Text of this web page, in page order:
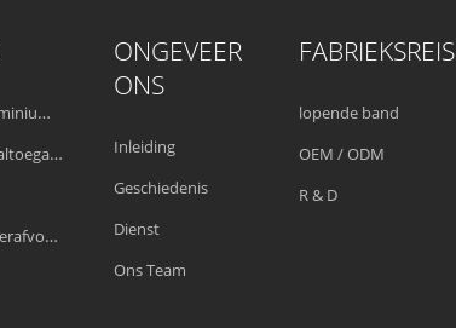
Het Comité van de aluminiumtoegang
Het Comité van de staaltoegang
de dekking van het vloerafvoerkanaal
ONGEVEER
ONS
Inleiding
Geschiedenis
Dienst
Ons Team
FABRIEKSREIS
lopende band
OEM / ODM
R & D